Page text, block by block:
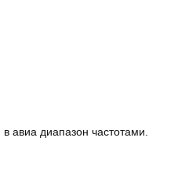
авиа диапазон частотами.